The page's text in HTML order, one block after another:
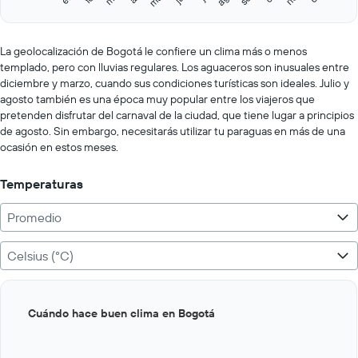
values.
Range:
0
to
200.
interactive
La geolocalización de Bogotá le confiere un clima más o menos
templado, pero con lluvias regulares. Los aguaceros son inusuales entre
diciembre y marzo, cuando sus condiciones turísticas son ideales. Julio y
agosto también es una época muy popular entre los viajeros que
pretenden disfrutar del carnaval de la ciudad, que tiene lugar a principios
de agosto. Sin embargo, necesitarás utilizar tu paraguas en más de una
ocasión en estos meses.
Temperaturas
Promedio
Celsius (°C)
graphic.Cuándo hace buen clima en Bogotá